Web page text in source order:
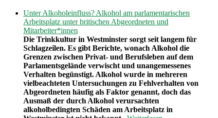
Unter Alkoholeinfluss? Alkohol am parlamentarischen
Arbeitsplatz unter britischen Abgeordneten und
Mitarbeiter*innen
Die Trinkkultur in Westminster sorgt seit langem für
Schlagzeilen. Es gibt Berichte, wonach Alkohol die
Grenzen zwischen Privat- und Berufsleben auf dem
Parlamentsgelände verwischt und unangemessenes
Verhalten begünstigt. Alkohol wurde in mehreren
vielbeachteten Untersuchungen zu Fehlverhalten von
Abgeordneten häufig als Faktor genannt, doch das
Ausmaß der durch Alkohol verursachten
alkoholbedingten Schäden am Arbeitsplatz in